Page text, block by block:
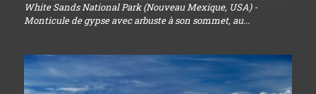
White Sands National Park (Nouveau Mexique, USA) -
Monticule de gypse avec arbuste à son sommet, au...